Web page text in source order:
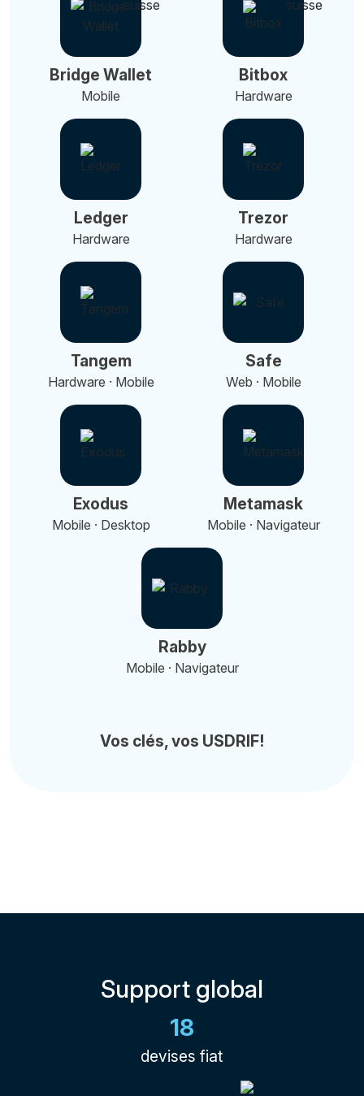
Bridge Wallet
Mobile
Bitbox
Hardware
Ledger
Hardware
Trezor
Hardware
Tangem
Hardware · Mobile
Safe
Web · Mobile
Exodus
Mobile · Desktop
Metamask
Mobile · Navigateur
Rabby
Mobile · Navigateur
Vos clés, vos USDRIF!
Support global
18
devises fiat